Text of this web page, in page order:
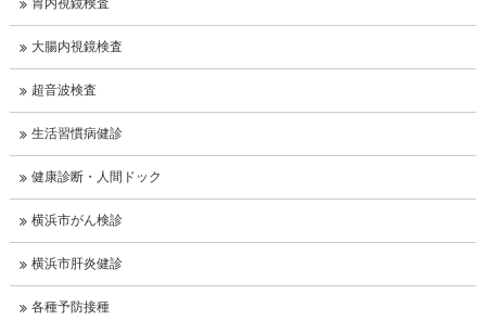
胃内視鏡検査
大腸内視鏡検査
超音波検査
生活習慣病健診
健康診断・人間ドック
横浜市がん検診
横浜市肝炎健診
各種予防接種